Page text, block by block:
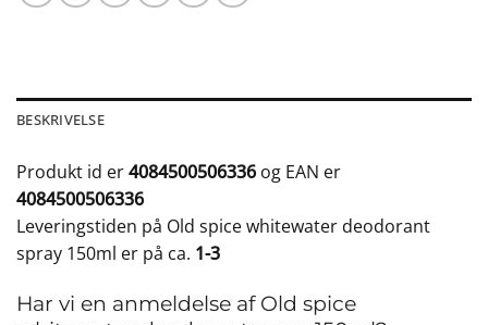
BESKRIVELSE
Produkt id er4084500506336 og EAN er
4084500506336
Leveringstiden på Old spice whitewater deodorant
spray 150ml er på ca. 1-3
Har vi en anmeldelse af Old spice